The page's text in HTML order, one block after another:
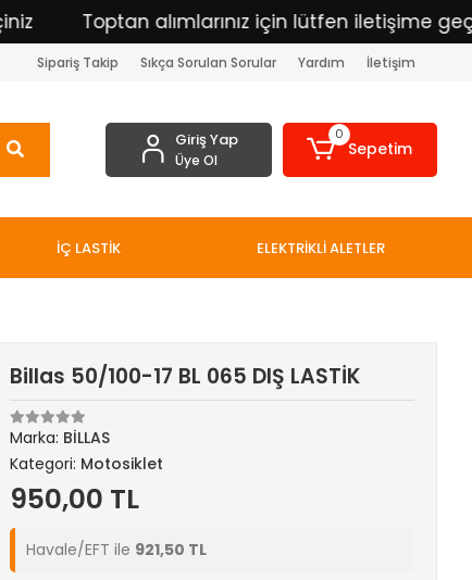
Toptan alımlarınız için lütfen iletişime geçiniz
Sipariş Takip Sıkça Sorulan Sorular Yardım İletişim
Giriş Yap
Üye Ol
0
Sepetim
İÇ LASTİK ELEKTRİKLİ ALETLER
Billas 50/100-17 BL 065 DIŞ LASTİK
Marka: BİLLAS
Kategori: Motosiklet
950,00 TL
Havale/EFT ile 921,50 TL